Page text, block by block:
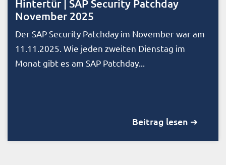
Hintertür | SAP Security Patchday
November 2025
Der SAP Security Patchday im November war am
11.11.2025. Wie jeden zweiten Dienstag im
Monat gibt es am SAP Patchday...
Beitrag lesen ➔